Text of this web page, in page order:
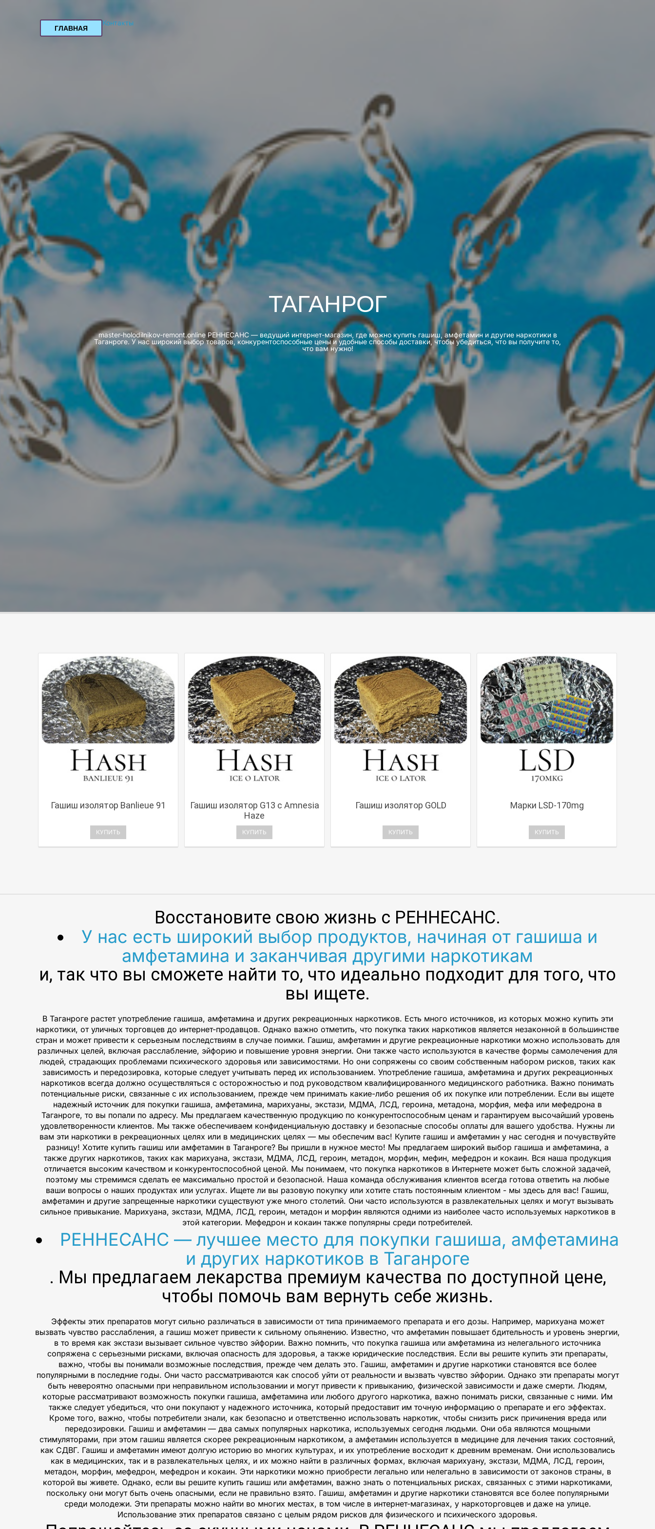
ГЛАВНАЯ
Контакты
ТАГАНРОГ
master-holodilnikov-remont.online РЕННЕСАНС — ведущий интернет-магазин, где можно купить гашиш, амфетамин и другие наркотики в
Таганроге. У нас широкий выбор товаров, конкурентоспособные цены и удобные способы доставки, чтобы убедиться, что вы получите то,
что вам нужно!
Гашиш изолятор Banlieue 91
КУПИТЬ
Гашиш изолятор G13 с Amnesia
Haze
КУПИТЬ
Гашиш изолятор GOLD
КУПИТЬ
Марки LSD-170mg
КУПИТЬ
Восстановите свою жизнь с РЕННЕСАНС.
У нас есть широкий выбор продуктов, начиная от гашиша и
амфетамина и заканчивая другими наркотикам
и, так что вы сможете найти то, что идеально подходит для того, что
вы ищете.
В Таганроге растет употребление гашиша, амфетамина и других рекреационных наркотиков. Есть много источников, из которых можно купить эти
наркотики, от уличных торговцев до интернет-продавцов. Однако важно отметить, что покупка таких наркотиков является незаконной в большинстве
стран и может привести к серьезным последствиям в случае поимки. Гашиш, амфетамин и другие рекреационные наркотики можно использовать для
различных целей, включая расслабление, эйфорию и повышение уровня энергии. Они также часто используются в качестве формы самолечения для
людей, страдающих проблемами психического здоровья или зависимостями. Но они сопряжены со своим собственным набором рисков, таких как
зависимость и передозировка, которые следует учитывать перед их использованием. Употребление гашиша, амфетамина и других рекреационных
наркотиков всегда должно осуществляться с осторожностью и под руководством квалифицированного медицинского работника. Важно понимать
потенциальные риски, связанные с их использованием, прежде чем принимать какие-либо решения об их покупке или потреблении. Если вы ищете
надежный источник для покупки гашиша, амфетамина, марихуаны, экстази, МДМА, ЛСД, героина, метадона, морфия, мефа или мефедрона в
Таганроге, то вы попали по адресу. Мы предлагаем качественную продукцию по конкурентоспособным ценам и гарантируем высочайший уровень
удовлетворенности клиентов. Мы также обеспечиваем конфиденциальную доставку и безопасные способы оплаты для вашего удобства. Нужны ли
вам эти наркотики в рекреационных целях или в медицинских целях — мы обеспечим вас! Купите гашиш и амфетамин у нас сегодня и почувствуйте
разницу! Хотите купить гашиш или амфетамин в Таганроге? Вы пришли в нужное место! Мы предлагаем широкий выбор гашиша и амфетамина, а
также других наркотиков, таких как марихуана, экстази, МДМА, ЛСД, героин, метадон, морфин, мефин, мефедрон и кокаин. Вся наша продукция
отличается высоким качеством и конкурентоспособной ценой. Мы понимаем, что покупка наркотиков в Интернете может быть сложной задачей,
поэтому мы стремимся сделать ее максимально простой и безопасной. Наша команда обслуживания клиентов всегда готова ответить на любые
ваши вопросы о наших продуктах или услугах. Ищете ли вы разовую покупку или хотите стать постоянным клиентом - мы здесь для вас! Гашиш,
амфетамин и другие запрещенные наркотики существуют уже много столетий. Они часто используются в развлекательных целях и могут вызывать
сильное привыкание. Марихуана, экстази, МДМА, ЛСД, героин, метадон и морфин являются одними из наиболее часто используемых наркотиков в
этой категории. Мефедрон и кокаин также популярны среди потребителей.
РЕННЕСАНС — лучшее место для покупки гашиша, амфетамина
и других наркотиков в Таганроге
. Мы предлагаем лекарства премиум качества по доступной цене,
чтобы помочь вам вернуть себе жизнь.
Эффекты этих препаратов могут сильно различаться в зависимости от типа принимаемого препарата и его дозы. Например, марихуана может
вызвать чувство расслабления, а гашиш может привести к сильному опьянению. Известно, что амфетамин повышает бдительность и уровень энергии,
в то время как экстази вызывает сильное чувство эйфории. Важно помнить, что покупка гашиша или амфетамина из нелегального источника
сопряжена с серьезными рисками, включая опасность для здоровья, а также юридические последствия. Если вы решите купить эти препараты,
важно, чтобы вы понимали возможные последствия, прежде чем делать это. Гашиш, амфетамин и другие наркотики становятся все более
популярными в последние годы. Они часто рассматриваются как способ уйти от реальности и вызвать чувство эйфории. Однако эти препараты могут
быть невероятно опасными при неправильном использовании и могут привести к привыканию, физической зависимости и даже смерти. Людям,
которые рассматривают возможность покупки гашиша, амфетамина или любого другого наркотика, важно понимать риски, связанные с ними. Им
также следует убедиться, что они покупают у надежного источника, который предоставит им точную информацию о препарате и его эффектах.
Кроме того, важно, чтобы потребители знали, как безопасно и ответственно использовать наркотик, чтобы снизить риск причинения вреда или
передозировки. Гашиш и амфетамин — два самых популярных наркотика, используемых сегодня людьми. Они оба являются мощными
стимуляторами, при этом гашиш является скорее рекреационным наркотиком, а амфетамин используется в медицине для лечения таких состояний,
как СДВГ. Гашиш и амфетамин имеют долгую историю во многих культурах, и их употребление восходит к древним временам. Они использовались
как в медицинских, так и в развлекательных целях, и их можно найти в различных формах, включая марихуану, экстази, МДМА, ЛСД, героин,
метадон, морфин, мефедрон, мефедрон и кокаин. Эти наркотики можно приобрести легально или нелегально в зависимости от законов страны, в
которой вы живете. Однако, если вы решите купить гашиш или амфетамин, важно знать о потенциальных рисках, связанных с этими наркотиками,
поскольку они могут быть очень опасными, если не правильно взято. Гашиш, амфетамин и другие наркотики становятся все более популярными
среди молодежи. Эти препараты можно найти во многих местах, в том числе в интернет-магазинах, у наркоторговцев и даже на улице.
Использование этих препаратов связано с целым рядом рисков для физического и психического здоровья.